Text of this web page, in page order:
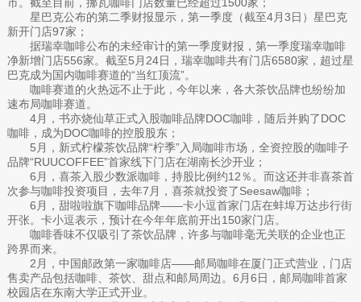
星巴克公布的第二季财报显示，第一季度（截至4月3日）星巴克
新开门店97家；
据瑞幸咖啡公布的未经审计的第一季度财报，第一季度瑞幸咖啡
净新增门店556家。截至5月24日，瑞幸咖啡共有门店6580家，超过星
巴克成为国内咖啡赛道的“当红顶流”。
咖啡赛道的火热远不止于此，今年以来，各大茶饮品牌也纷纷加
速布局咖啡赛道。
4月，书亦烧仙草正式入股咖啡品牌DOC咖啡，随后并购了DOC
咖啡，成为DOC咖啡的控股股东；
5月，新式柠檬茶饮品牌“柠季”入局咖啡市场，全资控股的咖啡子
品牌“RUUCOFFEE”首家线下门店在湖南长沙开业；
6月，喜茶入股少数派咖啡，持股比例约12％。而这还并非喜茶首
次参与咖啡投资项目，去年7月，喜茶就投资了Seesaw咖啡；
6月，甜啦啦旗下咖啡品牌——卡小逗首家门店在蚌埠万达步行街
开张。卡小逗表示，预计在今年年底前开出150家门店。
咖啡香味不仅吸引了茶饮品牌，许多与咖啡毫无关联的企业也正
跨界而来。
2月，中国邮政第一家咖啡店——邮局咖啡在厦门正式营业，门店
售卖产品包括咖啡、茶饮、甜点和邮局周边。6月6日，邮局咖啡首家
校园店在东南大学正式开业。